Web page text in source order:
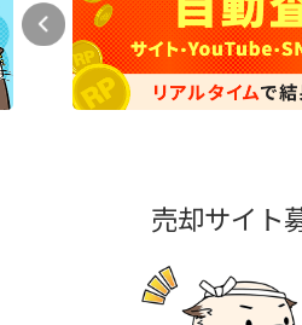
売却サイト